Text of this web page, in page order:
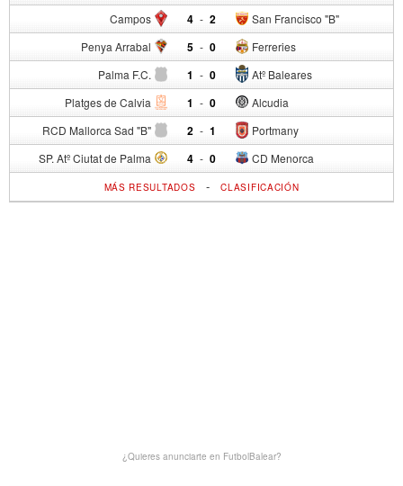
Campos 4 - San Francisco "B"
2
Penya Arrabal 5 - Ferreries
0
Palma F.C. 1 - Atº Baleares
0
Platges de Calvia 1 - Alcudia
0
RCD Mallorca Sad "B" 2 - Portmany
1
SP. Atº Ciutat de Palma 4 - CD Menorca
0
MÁS RESULTADOS -CLASIFICACIÓN
¿Quieres anunciarte en FutbolBalear?